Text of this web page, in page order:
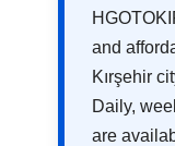
and
Kırşehir
Daily,
are